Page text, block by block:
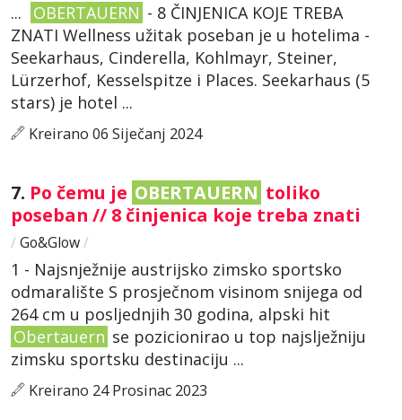
... OBERTAUERN - 8 ČINJENICA KOJE TREBA
ZNATI Wellness užitak poseban je u hotelima -
Seekarhaus, Cinderella, Kohlmayr, Steiner,
Lürzerhof, Kesselspitze i Places. Seekarhaus (5
stars) je hotel ...
Kreirano 06 Siječanj 2024
7. Po čemu je OBERTAUERN toliko
poseban // 8 činjenica koje treba znati
/ Go&Glow/
1 - Najsnježnije austrijsko zimsko sportsko
odmaralište S prosječnom visinom snijega od
264 cm u posljednjih 30 godina, alpski hit
Obertauern se pozicionirao u top najslježniju
zimsku sportsku destinaciju ...
Kreirano 24 Prosinac 2023